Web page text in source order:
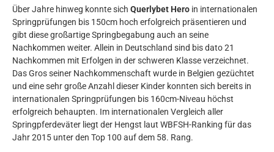
Über Jahre hinweg konnte sich Querlybet Hero in internationalen
Springprüfungen bis 150cm hoch erfolgreich präsentieren und
gibt diese großartige Springbegabung auch an seine
Nachkommen weiter. Allein in Deutschland sind bis dato 21
Nachkommen mit Erfolgen in der schweren Klasse verzeichnet.
Das Gros seiner Nachkommenschaft wurde in Belgien gezüchtet
und eine sehr große Anzahl dieser Kinder konnten sich bereits in
internationalen Springprüfungen bis 160cm-Niveau höchst
erfolgreich behaupten. Im internationalen Vergleich aller
Springpferdeväter liegt der Hengst laut WBFSH-Ranking für das
Jahr 2015 unter den Top 100 auf dem 58. Rang.